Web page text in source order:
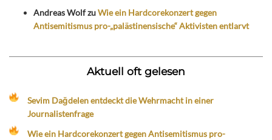
Andreas WolfzuWie ein Hardcorekonzert gegen
Antisemitismus pro-„palästinensische“ Aktivisten entlarvt
Aktuell oft gelesen
Sevim Dağdelen entdeckt die Wehrmacht in einer
Journalistenfrage
Wie ein Hardcorekonzert gegen Antisemitismus pro-